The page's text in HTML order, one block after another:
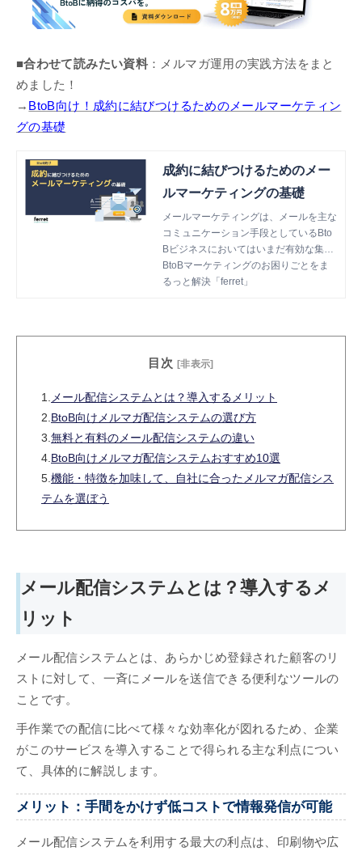
■合わせて読みたい資料 ：メルマガ運用の実践方法をまと
めました！
→ BtoB向け！成約に結びつけるためのメールマーケティン
グの基礎
成約に結びつけるためのメー
ルマーケティングの基礎
メールマーケティングは、メールを主な
コミュニケーション手段としているBto
Bビジネスにおいてはいまだ有効な集客
施策です。今回ご紹介する資料はメール
マーケティングのメリットや具体的な実
BtoBマーケティングのお困りごとをま
るっと解決「ferret」
目次 [非表示]
1.
メール配信システムとは？導入するメリット
2. BtoB向けメルマガ配信システムの選び方
3. 無料と有料のメール配信システムの違い
4. BtoB向けメルマガ配信システムおすすめ10選
5. 機能・特徴を加味して、自社に合ったメルマガ配信シス
テムを選ぼう
メール配信システムとは？導入するメ
リット
メール配信システムとは、あらかじめ登録された顧客のリ
ストに対して、一斉にメールを送信できる便利なツールの
ことです。
手作業での配信に比べて様々な効率化が図れるため、企業
がこのサービスを導入することで得られる主な利点につい
て、具体的に解説します。
メリット：手間をかけず低コストで情報発信が可能
メール配信システムを利用する最大の利点は、印刷物や広